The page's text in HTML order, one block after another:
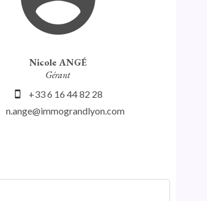
Nicole ANGÉ
Gérant
+33 6 16 44 82 28
n.ange@immograndlyon.com